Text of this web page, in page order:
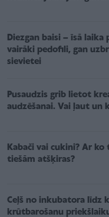
Diezgan baisi – īsā
vairāki pedofili, gan
sievietei
Pusaudzis grib lietot
audzēšanai. Vai ļaut un
Kabači vai cukini? Ar
tiešām atšķiras?
Ceļš no inkubatora līdz
krūtbarošanu